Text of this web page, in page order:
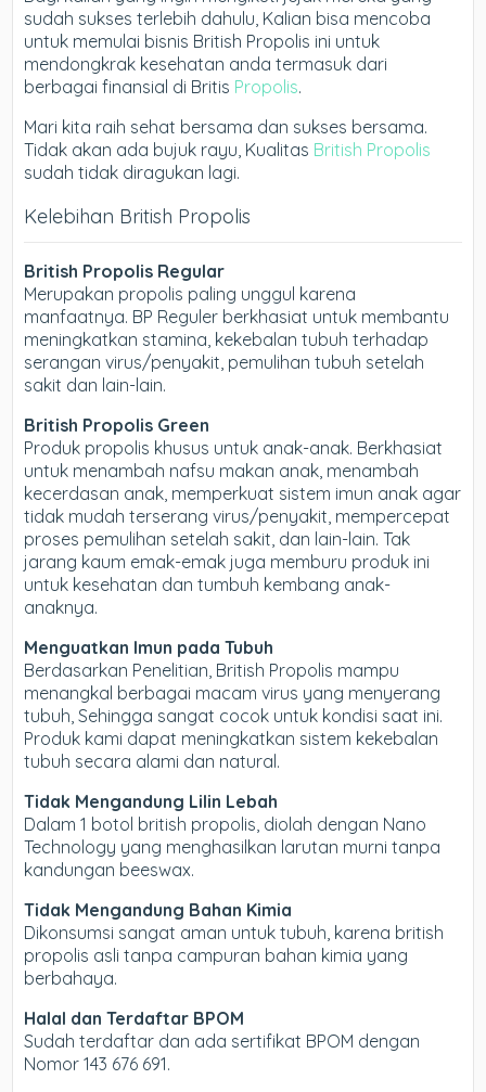
sudah sukses terlebih dahulu, Kalian bisa mencoba
untuk memulai bisnis British Propolis ini untuk
mendongkrak kesehatan anda termasuk dari
berbagai finansial di Britis Propolis.
Mari kita raih sehat bersama dan sukses bersama.
Tidak akan ada bujuk rayu, Kualitas British Propolis
sudah tidak diragukan lagi.
Kelebihan British Propolis
British Propolis Regular
Merupakan propolis paling unggul karena
manfaatnya. BP Reguler berkhasiat untuk membantu
meningkatkan stamina, kekebalan tubuh terhadap
serangan virus/penyakit, pemulihan tubuh setelah
sakit dan lain-lain.
British Propolis Green
Produk propolis khusus untuk anak-anak. Berkhasiat
untuk menambah nafsu makan anak, menambah
kecerdasan anak, memperkuat sistem imun anak agar
tidak mudah terserang virus/penyakit, mempercepat
proses pemulihan setelah sakit, dan lain-lain. Tak
jarang kaum emak-emak juga memburu produk ini
untuk kesehatan dan tumbuh kembang anak-
anaknya.
Menguatkan Imun pada Tubuh
Berdasarkan Penelitian, British Propolis mampu
menangkal berbagai macam virus yang menyerang
tubuh, Sehingga sangat cocok untuk kondisi saat ini.
Produk kami dapat meningkatkan sistem kekebalan
tubuh secara alami dan natural.
Tidak Mengandung Lilin Lebah
Dalam 1 botol british propolis, diolah dengan Nano
Technology yang menghasilkan larutan murni tanpa
kandungan beeswax.
Tidak Mengandung Bahan Kimia
Dikonsumsi sangat aman untuk tubuh, karena british
propolis asli tanpa campuran bahan kimia yang
berbahaya.
Halal dan Terdaftar BPOM
Sudah terdaftar dan ada sertifikat BPOM dengan
Nomor 143 676 691.